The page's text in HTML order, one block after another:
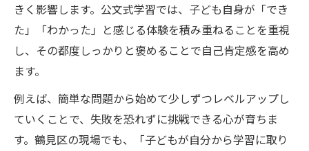
きく影響します。公文式学習では、子ども自身が「でき
た」「わかった」と感じる体験を積み重ねることを重視
し、その都度しっかりと褒めることで自己肯定感を高め
ます。
例えば、簡単な問題から始めて少しずつレベルアップし
ていくことで、失敗を恐れずに挑戦できる心が育ちま
す。鶴見区の現場でも、「子どもが自分から学習に取り